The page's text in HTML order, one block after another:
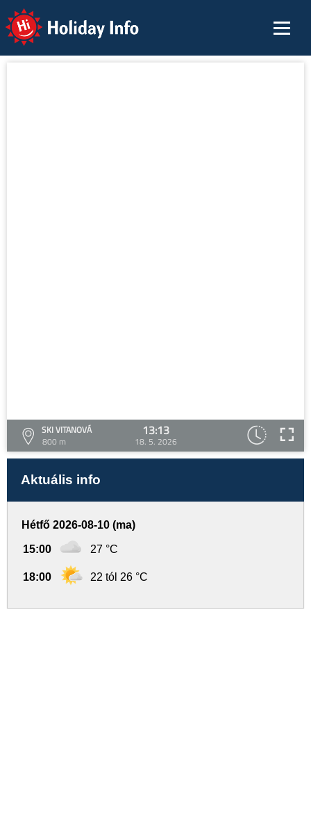
Holiday Info
SKI VITANOVÁ
800 m
13:13
18. 5. 2026
Aktuális info
Hétfő 2026-08-10 (ma)
15:00 27 °C
18:00 22 tól 26 °C